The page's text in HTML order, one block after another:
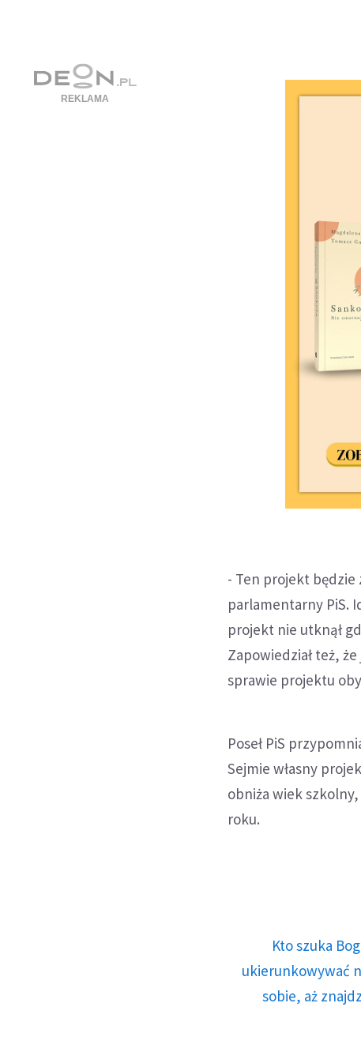
- Ten projekt będzie
parlamentarny PiS.
projekt nie utknął
Zapowiedział też,
sprawie projektu
Poseł PiS
Sejmie własny
obniża wiek
roku.
Kto szuka
ukierunkowywać
sobie, aż